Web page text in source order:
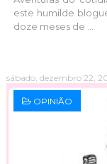
este humilde
doze meses de ...
sábado, dezembro 22,
OPINIÃO